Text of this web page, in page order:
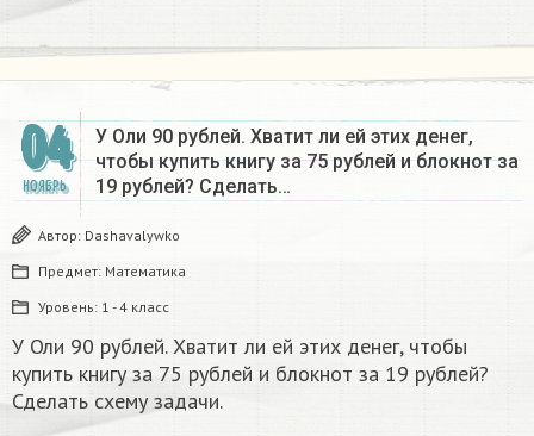
04
НОЯБРЬ
У Оли 90 рублей. Хватит ли ей этих денег,
чтобы купить книгу за 75 рублей и блокнот за
19 рублей? Сделать…
Автор: Dashavalywko
Предмет: Математика
Уровень: 1 - 4 класс
У Оли 90 рублей. Хватит ли ей этих денег, чтобы
купить книгу за 75 рублей и блокнот за 19 рублей?
Сделать схему задачи.